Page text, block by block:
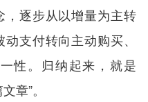
逐步从以增量为主转
支付转向主动购买、
性。归纳起来，就是
章”。